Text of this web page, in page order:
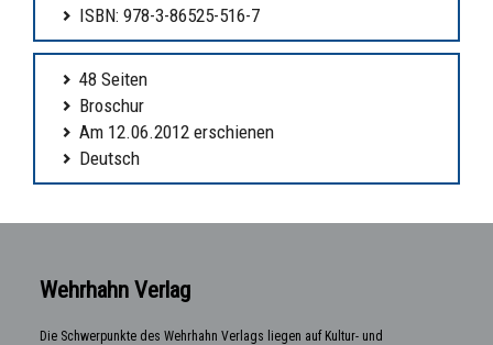
ISBN: 978-3-86525-516-7
48 Seiten
Broschur
Am 12.06.2012 erschienen
Deutsch
Wehrhahn Verlag
Die Schwerpunkte des Wehrhahn Verlags liegen auf Kultur- und